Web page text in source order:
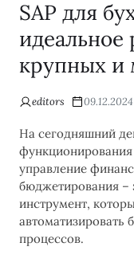
SAP для
крупных и
editors 09.12.2024
На сегодняшний
управление
бюджетирования
инструмент,
автоматизировать
процессов.